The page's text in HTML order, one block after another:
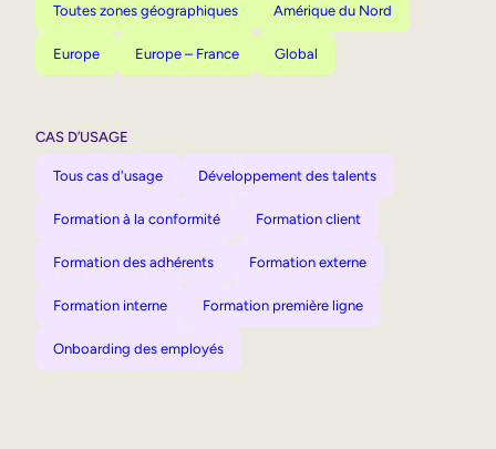
Toutes zones géographiques Amérique du Nord
Europe Europe – France Global
CAS D’USAGE
Tous cas d'usage Développement des talents
Formation à la conformité Formation client
Formation des adhérents Formation externe
Formation interne Formation première ligne
Onboarding des employés